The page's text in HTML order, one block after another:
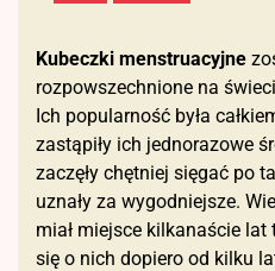
Kubeczki menstruacyjne
rozpowszechnione na
Ich popularność była
zastąpiły ich jednorazowe
zaczęły chętniej sięgać po
uznały za wygodniejsze.
miał miejsce kilkanaście
się o nich dopiero od kilku